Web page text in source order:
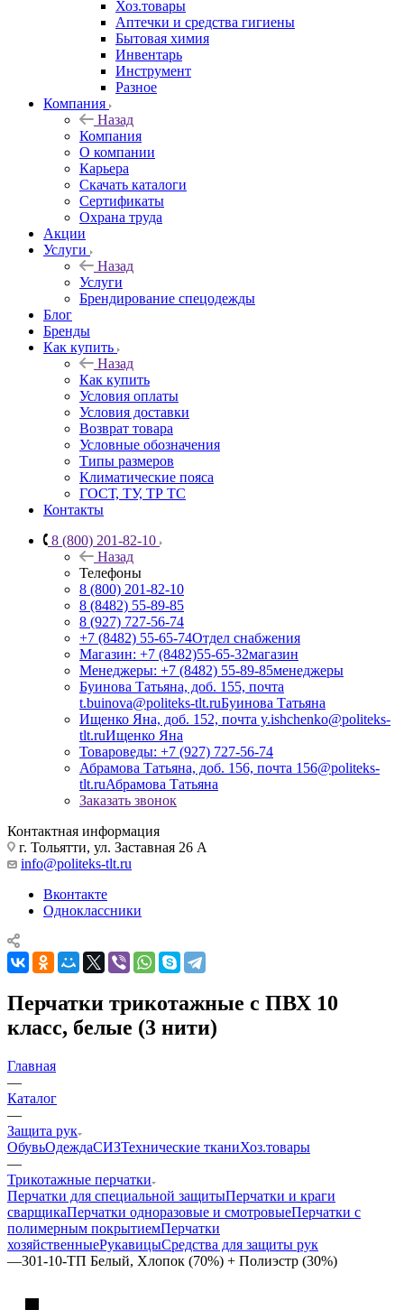
Хоз.товары
Аптечки и средства гигиены
Бытовая химия
Инвентарь
Инструмент
Разное
Компания
Назад
Компания
О компании
Карьера
Cкачать каталоги
Сертификаты
Охрана труда
Акции
Услуги
Назад
Услуги
Брендирование спецодежды
Блог
Бренды
Как купить
Назад
Как купить
Условия оплаты
Условия доставки
Возврат товара
Условные обозначения
Типы размеров
Климатические пояса
ГОСТ, ТУ, ТР ТС
Контакты
8 (800) 201-82-10
Назад
Телефоны
8 (800) 201-82-10
8 (8482) 55-89-85
8 (927) 727-56-74
+7 (8482) 55-65-74Отдел снабжения
Магазин: +7 (8482)55-65-32магазин
Менеджеры: +7 (8482) 55-89-85менеджеры
Буинова Татьяна, доб. 155, почта
t.buinova@politeks-tlt.ruБуинова Татьяна
Ищенко Яна, доб. 152, почта y.ishchenko@politeks-
tlt.ruИщенко Яна
Товароведы: +7 (927) 727-56-74
Абрамова Татьяна, доб. 156, почта 156@politeks-
tlt.ruАбрамова Татьяна
Заказать звонок
Контактная информация
г. Тольятти, ул. Заставная 26 А
info@politeks-tlt.ru
Вконтакте
Одноклассники
Перчатки трикотажные с ПВХ 10
класс, белые (3 нити)
Главная
—
Каталог
—
Защита рук
ОбувьОдеждаСИЗТехнические тканиХоз.товары
—
Трикотажные перчатки
Перчатки для специальной защитыПерчатки и краги
сварщикаПерчатки одноразовые и смотровыеПерчатки с
полимерным покрытиемПерчатки
хозяйственныеРукавицыСредства для защиты рук
—301-10-ТП Белый, Хлопок (70%) + Полиэстр (30%)